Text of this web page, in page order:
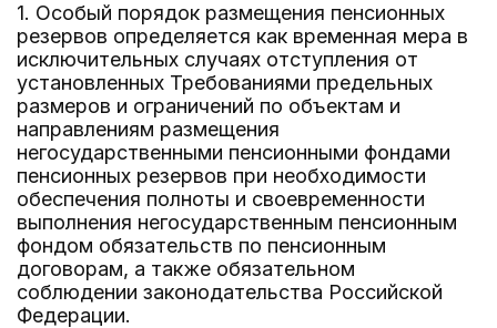
1. Особый порядок размещения пенсионных
резервов определяется как временная мера в
исключительных случаях отступления от
установленных Требованиями предельных
размеров и ограничений по объектам и
направлениям размещения
негосударственными пенсионными фондами
пенсионных резервов при необходимости
обеспечения полноты и своевременности
выполнения негосударственным пенсионным
фондом обязательств по пенсионным
договорам, а также обязательном
соблюдении законодательства Российской
Федерации.